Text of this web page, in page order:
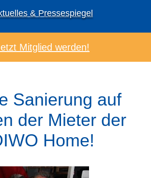
& Pressespiegel
Mitglied werden!
Sanierung auf
der Mieter der
Home!